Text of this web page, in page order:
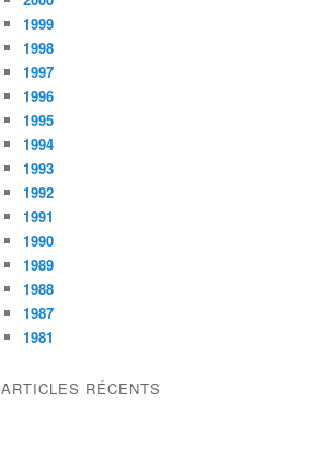
1999
1998
1997
1996
1995
1994
1993
1992
1991
1990
1989
1988
1987
1981
ARTICLES RÉCENTS